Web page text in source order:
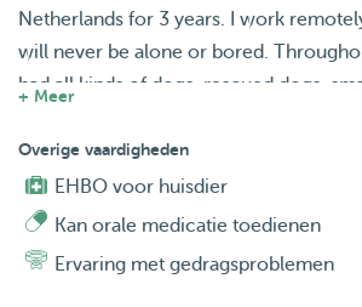
Netherlands for 3 years. I work
will never be alone or bored.
had all kinds of dogs, rescued dogs,
love dogs so much that just having one
happy. Also, since I moved to the
kittens a chance... in Argentina I hadn't
interact with any. I really find them
+ Meer
Overige vaardigheden
EHBO voor huisdier
Kan orale medicatie toedienen
Ervaring met gedragsproblemen